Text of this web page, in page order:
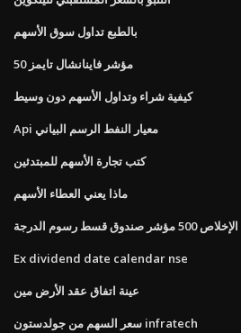
بالطبع تداول سوق الأسهم
مؤشر فاينانشال تايمز 50
كيفية شراء وتداول الأسهم دون وسيط
Api معيار النفط الرسم البياني
كتب تجارة الأسهم للمبتدئين
ماذا يعني العطاء الأسهم
الإخلاص 500 مؤشر صندوق قسط رسوم الدرجة
Ex dividend date calendar nse
عينة اتفاق عقد الأرض مين
سعر السهم من جولدستون infratech